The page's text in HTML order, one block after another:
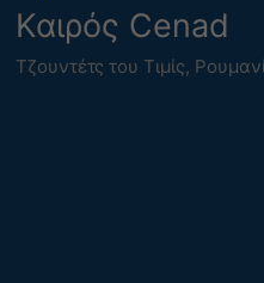
Καιρός Cenad
Τζουντέτς του Τιμίς,